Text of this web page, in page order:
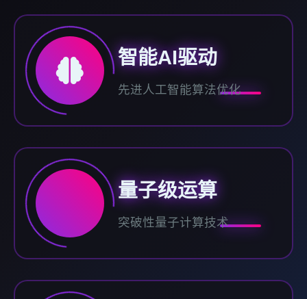
智能AI驱动
先进人工智能算法优化
量子级运算
突破性量子计算技术